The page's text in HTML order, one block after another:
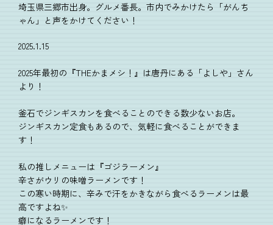
埼玉県三郷市出身。グルメ番長。市内でみかけたら「がんち
ゃん」と声をかけてください！
2025.1.15
2025年最初の『THEかまメシ！』は唐丹にある「よしや」さん
より！
釜石でジンギスカンを食べることのできる数少ないお店。
ジンギスカン定食もあるので、気軽に食べることができま
す！
私の推しメニューは『ゴジラーメン』
辛さがウリの味噌ラーメンです！
この寒い時期に、辛みで汗をかきながら食べるラーメンは最
高ですよね✨
癖になるラーメンです！